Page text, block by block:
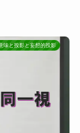
味と投影と妄想的投影